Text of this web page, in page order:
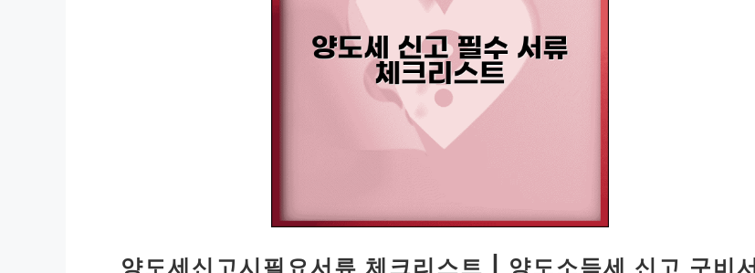
양도세신고시필요서류 체크리스트 | 양도소득세 신고 구비서